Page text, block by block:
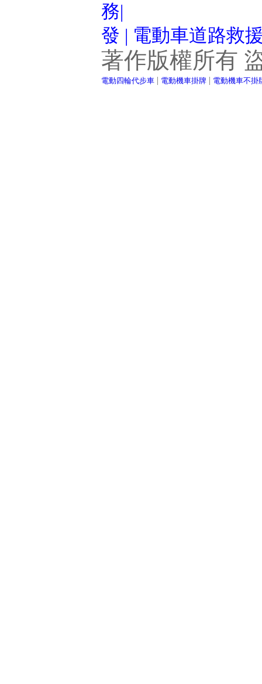
務|
發 | 電動車道路救
著作版權所有
電動四輪代步車 | 電動機車掛牌 | 電動機車不掛